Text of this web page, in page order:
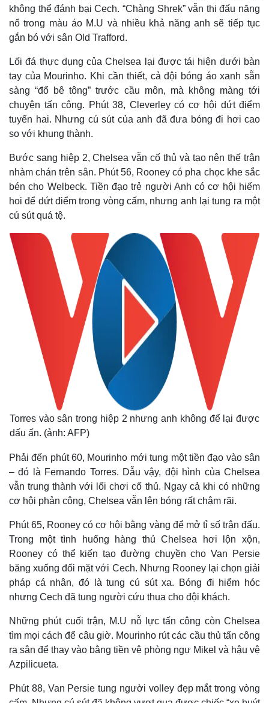
Kinh tế
Bất động sản
Thị trường
Tỷ giá
không thể đánh bại Cech. “Chàng Shrek” vẫn thi đấu năng
nổ trong màu áo M.U và nhiều khả năng anh sẽ tiếp tục
gắn bó với sân Old Trafford.
Lối đá thực dụng của Chelsea lại được tái hiện dưới bàn
tay của Mourinho. Khi cần thiết, cả đội bóng áo xanh sẵn
sàng “đổ bê tông” trước cầu môn, mà không màng tới
chuyện tấn công. Phút 38, Cleverley có cơ hội dứt điểm
tuyến hai. Nhưng cú sút của anh đã đưa bóng đi hơi cao
so với khung thành.
Bước sang hiệp 2, Chelsea vẫn cố thủ và tạo nên thế trận
nhàm chán trên sân. Phút 56, Rooney có pha chọc khe sắc
bén cho Welbeck. Tiền đạo trẻ người Anh có cơ hội hiếm
hoi để dứt điểm trong vòng cấm, nhưng anh lại tung ra một
cú sút quá tệ.
Torres vào sân trong hiệp 2 nhưng anh không để lại được
dấu ấn. (ảnh: AFP)
Phải đến phút 60, Mourinho mới tung một tiền đạo vào sân
– đó là Fernando Torres. Dẫu vậy, đội hình của Chelsea
vẫn trung thành với lối chơi cố thủ. Ngay cả khi có những
cơ hội phản công, Chelsea vẫn lên bóng rất chậm rãi.
Phút 65, Rooney có cơ hội bằng vàng để mở tỉ số trận đấu.
Trong một tình huống hàng thủ Chelsea hơi lộn xộn,
Rooney có thể kiến tạo đường chuyền cho Van Persie
băng xuống đối mặt với Cech. Nhưng Rooney lại chọn giải
pháp cá nhân, đó là tung cú sút xa. Bóng đi hiểm hóc
nhưng Cech đã tung người cứu thua cho đội khách.
Những phút cuối trận, M.U nỗ lực tấn công còn Chelsea
tìm mọi cách để câu giờ. Mourinho rút các cầu thủ tấn công
ra sân để thay vào bằng tiền vệ phòng ngự Mikel và hậu vệ
Azpilicueta.
Phút 88, Van Persie tung người volley đẹp mắt trong vòng